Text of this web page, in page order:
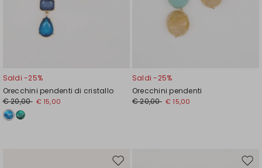
Saldi -25%
Orecchini pendenti di cristallo
€ 20,00 € 15,00
Saldi -25%
Orecchini pendenti
€ 20,00 € 15,00
Sposta